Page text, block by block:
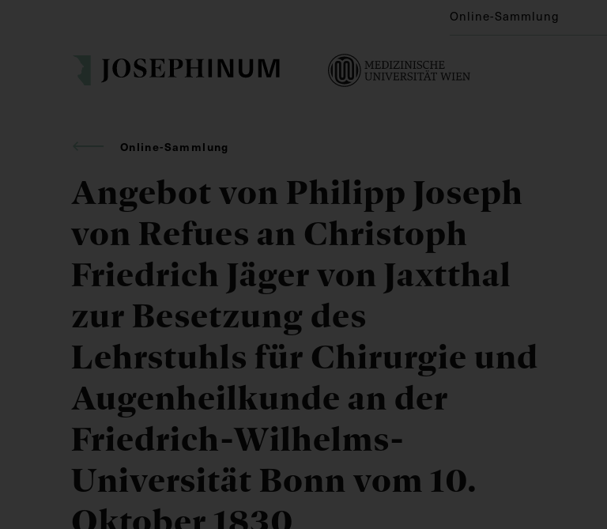
Online-Sammlung
Online-Sammlung
Angebot von Philipp Joseph
von Refues an Christoph
Friedrich Jäger von Jaxtthal
zur Besetzung des
Lehrstuhls für Chirurgie und
Augenheilkunde an der
Friedrich-Wilhelms-
Universität Bonn vom 10.